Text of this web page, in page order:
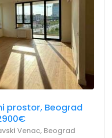
prostor, Beograd
Venac, Beograd